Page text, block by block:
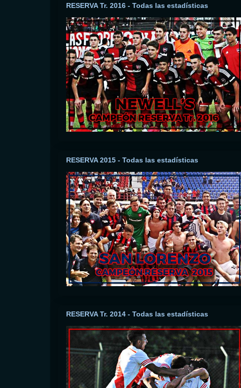
RESERVA Tr. 2016 - Todas las estadísticas
RESERVA 2015 - Todas las estadísticas
RESERVA Tr. 2014 - Todas las estadísticas